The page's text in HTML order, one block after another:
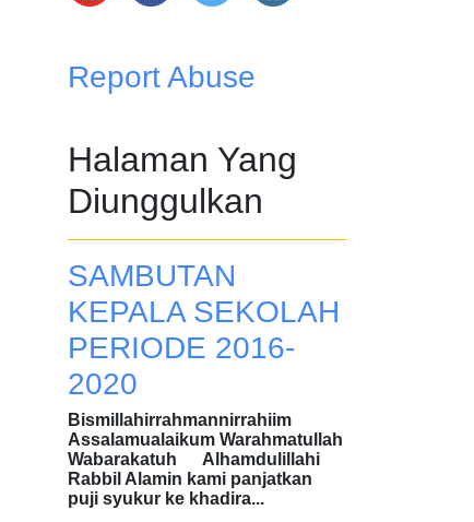
Report Abuse
Halaman Yang
Diunggulkan
SAMBUTAN
KEPALA SEKOLAH
PERIODE 2016-
2020
Bismillahirrahmannirrahiim
Assalamualaikum Warahmatullah
Wabarakatuh Alhamdulillahi
Rabbil Alamin kami panjatkan
puji syukur ke khadira...